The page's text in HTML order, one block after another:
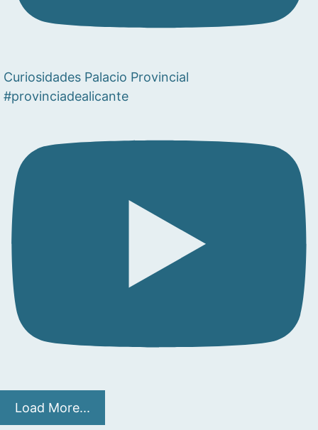
Curiosidades Palacio Provincial
#provinciadealicante
Load More...